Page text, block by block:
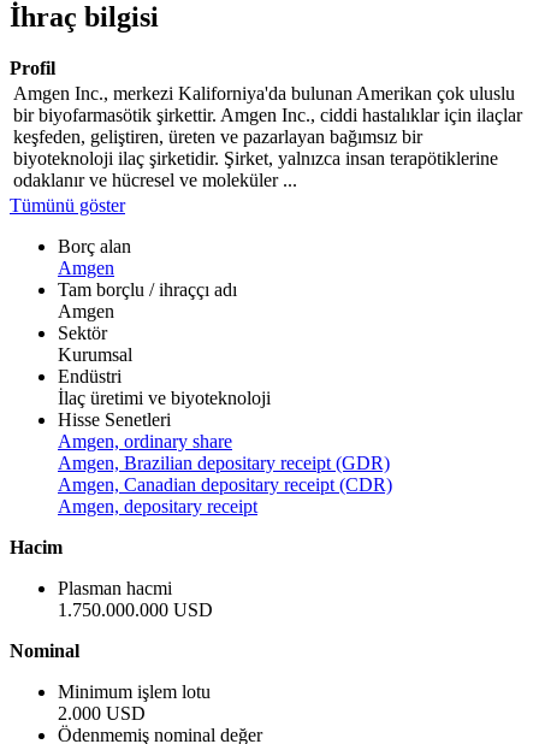
İhraç bilgisi
Profil
Amgen Inc., merkezi Kaliforniya'da bulunan Amerikan çok uluslu
bir biyofarmasötik şirkettir. Amgen Inc., ciddi hastalıklar için ilaçlar
keşfeden, geliştiren, üreten ve pazarlayan bağımsız bir
biyoteknoloji ilaç şirketidir. Şirket, yalnızca insan terapötiklerine
odaklanır ve hücresel ve moleküler ...
Tümünü göster
Borç alan
Amgen
Tam borçlu / ihraççı adı
Amgen
Sektör
Kurumsal
Endüstri
İlaç üretimi ve biyoteknoloji
Hisse Senetleri
Amgen, ordinary share
Amgen, Brazilian depositary receipt (GDR)
Amgen, Canadian depositary receipt (CDR)
Amgen, depositary receipt
Hacim
Plasman hacmi
1.750.000.000 USD
Nominal
Minimum işlem lotu
2.000 USD
Ödenmemiş nominal değer